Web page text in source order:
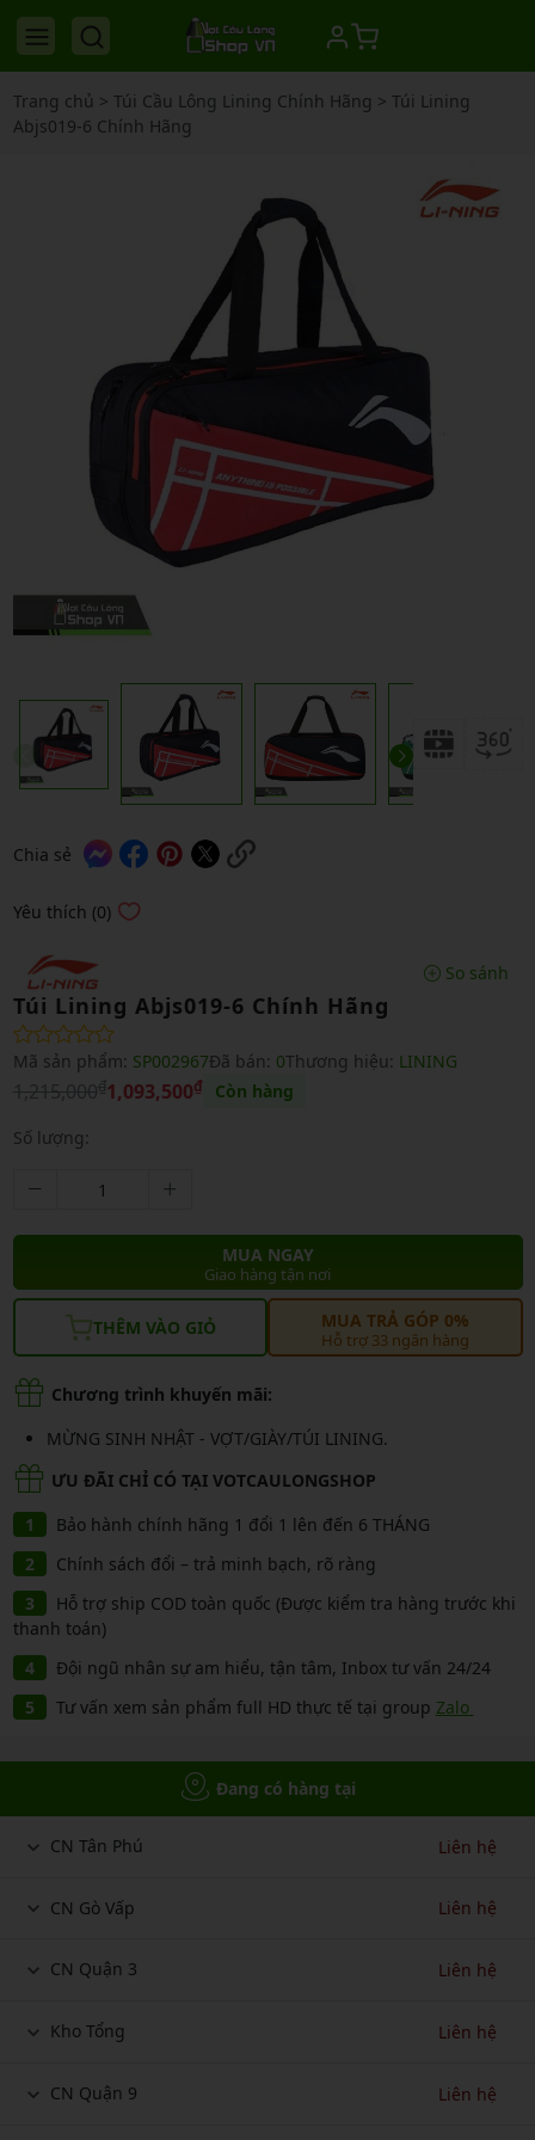
Trang chủ > Túi Cầu Lông Lining Chính Hãng > Túi Lining
Abjs019-6 Chính Hãng
Chia sẻ
Yêu thích (0)
So sánh
Túi Lining Abjs019-6 Chính Hãng
Mã sản phẩm: SP002967Đã bán: 0Thương hiệu: LINING
1,093,500₫
1,215,000₫ Còn hàng
Số lượng:
MUA NGAY
Giao hàng tận nơi
THÊM VÀO GIỎ MUA TRẢ GÓP 0%
Hỗ trợ 33 ngân hàng
Chương trình khuyến mãi:
MỪNG SINH NHẬT - VỢT/GIÀY/TÚI LINING.
ƯU ĐÃI CHỈ CÓ TẠI VOTCAULONGSHOP
Bảo hành chính hãng 1 đổi 1 lên đến 6 THÁNG
Chính sách đổi – trả minh bạch, rõ ràng
Hỗ trợ ship COD toàn quốc (Được kiểm tra hàng trước khi
thanh toán)
Đội ngũ nhân sự am hiểu, tận tâm, Inbox tư vấn 24/24
Tư vấn xem sản phẩm full HD thực tế tại group Zalo
Đang có hàng tại
CN Tân Phú Liên hệ
CN Gò Vấp Liên hệ
CN Quận 3 Liên hệ
Kho Tổng Liên hệ
CN Quận 9 Liên hệ